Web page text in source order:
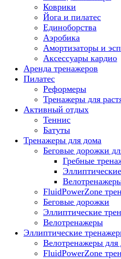
Коврики
Йога и пилатес
Единоборства
Аэробика
Амортизаторы и
Аксессуары кардио
Аренда тренажеров
Пилатес
Реформеры
Тренажеры для
Активный отдых
Теннис
Батуты
Тренажеры для дома
Беговые дорожки
Гребные
FluidPowerZone
Беговые дорожки
Эллиптические
Велотренажеры
Эллиптические
Велотренажеры для
FluidPowerZone